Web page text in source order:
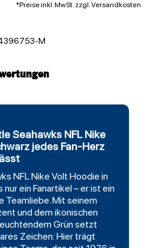
*Preise inkl. MwSt. zzgl. Versandkosten
M
Seahawks NFL Nike
jedes Fan-Herz
NFL Nike Volt Hoodie in
nur ein Fanartikel – er ist ein
Teamliebe. Mit seinem
und dem ikonischen
Grün setzt
Zeichen: Hier trägt